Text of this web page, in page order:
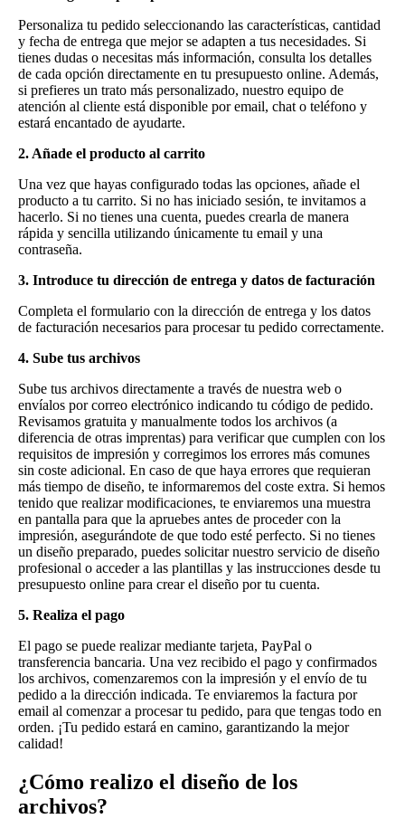
Personaliza tu pedido seleccionando las características, cantidad
y fecha de entrega que mejor se adapten a tus necesidades. Si
tienes dudas o necesitas más información, consulta los detalles
de cada opción directamente en tu presupuesto online. Además,
si prefieres un trato más personalizado, nuestro equipo de
atención al cliente está disponible por email, chat o teléfono y
estará encantado de ayudarte.
2. Añade el producto al carrito
Una vez que hayas configurado todas las opciones, añade el
producto a tu carrito. Si no has iniciado sesión, te invitamos a
hacerlo. Si no tienes una cuenta, puedes crearla de manera
rápida y sencilla utilizando únicamente tu email y una
contraseña.
3. Introduce tu dirección de entrega y datos de facturación
Completa el formulario con la dirección de entrega y los datos
de facturación necesarios para procesar tu pedido correctamente.
4. Sube tus archivos
Sube tus archivos directamente a través de nuestra web o
envíalos por correo electrónico indicando tu código de pedido.
Revisamos gratuita y manualmente todos los archivos (a
diferencia de otras imprentas) para verificar que cumplen con los
requisitos de impresión y corregimos los errores más comunes
sin coste adicional. En caso de que haya errores que requieran
más tiempo de diseño, te informaremos del coste extra. Si hemos
tenido que realizar modificaciones, te enviaremos una muestra
en pantalla para que la apruebes antes de proceder con la
impresión, asegurándote de que todo esté perfecto. Si no tienes
un diseño preparado, puedes solicitar nuestro servicio de diseño
profesional o acceder a las plantillas y las instrucciones desde tu
presupuesto online para crear el diseño por tu cuenta.
5. Realiza el pago
El pago se puede realizar mediante tarjeta, PayPal o
transferencia bancaria. Una vez recibido el pago y confirmados
los archivos, comenzaremos con la impresión y el envío de tu
pedido a la dirección indicada. Te enviaremos la factura por
email al comenzar a procesar tu pedido, para que tengas todo en
orden. ¡Tu pedido estará en camino, garantizando la mejor
calidad!
¿Cómo realizo el diseño de los
archivos?